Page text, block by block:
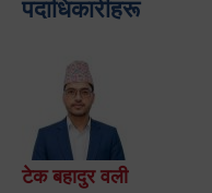
पदाधिकारीहरू
टेक बहादुर वली